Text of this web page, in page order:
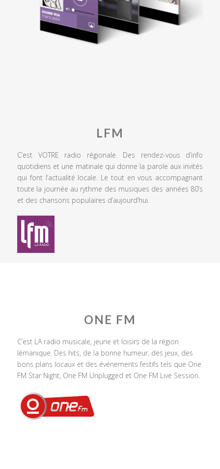
LFM
C’est VOTRE radio régionale. Des rendez-vous d’info
quotidiens et une matinale qui donne la parole aux invités
qui font l’actualité locale. Le tout en vous accompagnant
toute la journée au rythme des musiques des années 80’s
et des chansons populaires d’aujourd’hui.
ONE FM
C’est LA radio musicale, jeune et loisirs de la région
lémanique. Des hits, de la bonne humeur, des jeux, des
bons plans locaux et des événements festifs tels que One
FM Star Night, One FM Unplugged et One FM Live Session.